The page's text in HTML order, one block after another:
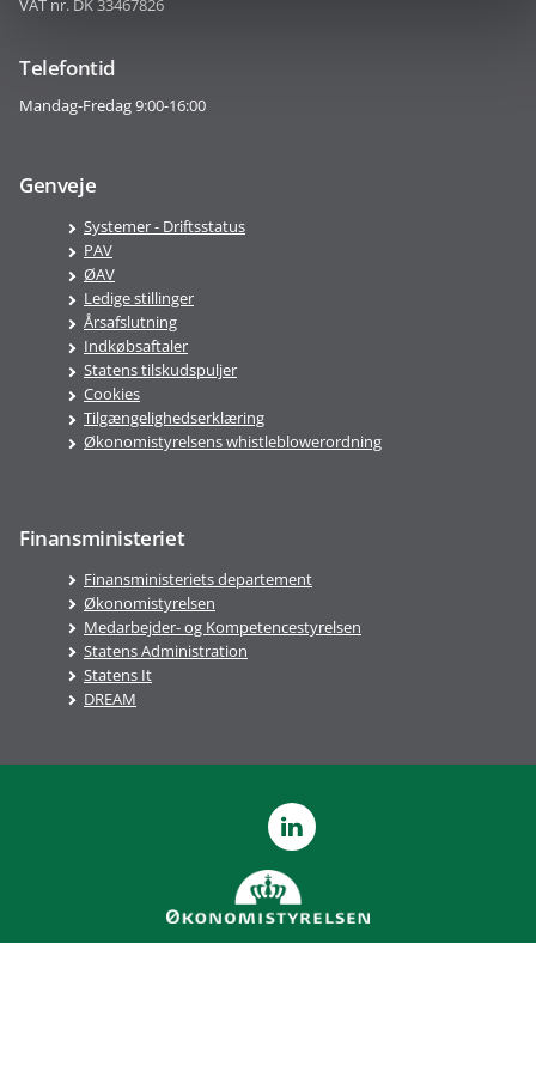
VAT nr. DK 33467826
Telefontid
Mandag-Fredag 9:00-16:00
Genveje
Systemer - Driftsstatus
PAV
ØAV
Ledige stillinger
Årsafslutning
Indkøbsaftaler
Statens tilskudspuljer
Cookies
Tilgængelighedserklæring
Økonomistyrelsens whistleblowerordning
Finansministeriet
Finansministeriets departement
Økonomistyrelsen
Medarbejder- og Kompetencestyrelsen
Statens Administration
Statens It
DREAM
LinkedIn